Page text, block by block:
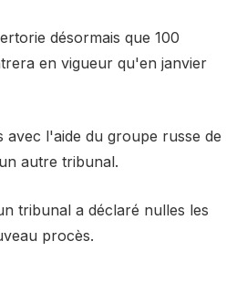
désormais que 100
en vigueur qu'en janvier
l'aide du groupe russe de
autre tribunal.
tribunal a déclaré nulles les
procès.